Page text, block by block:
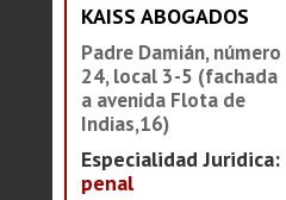
KAISS ABOGADOS
Padre Damián, número
24, local 3-5 (fachada
a avenida Flota de
Indias,16)
Especialidad Juridica:
penal